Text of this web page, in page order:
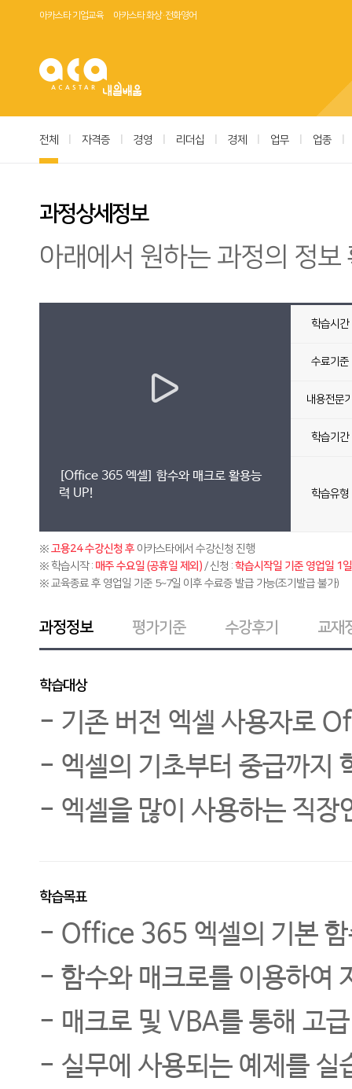
아카스타 기업교육 아카스타 화상·전화영어
전체 자격증 경영 리더십 경제 업무 업종
과정상세정보
아래에서 원하는 과정의 정
[Office 365 엑셀] 함수와 매크로 활용능
력 UP!
학습시간
수료기준
내용전문
학습기간
학습유형
※고용24 수강신청 후 아카스타에서 수강신청 진행
※ 학습시작 : 매주 수요일 (공휴일 제외) / 신청 :학습시작일 기준 영업일 1
※ 교육종료 후 영업일 기준 5~7일 이후 수료증 발급 가능(조기발급 불가)
과정정보 평가기준 수강후기 교재
학습대상
- 기존 버전 엑셀 사용자로
- 엑셀의 기초부터 중급까지
- 엑셀을 많이 사용하는 직장
학습목표
- Office 365 엑셀의 기본 함
- 함수와 매크로를 이용하여
- 매크로 및 VBA를 통해 고
- 실무에 사용되는 예제를 실